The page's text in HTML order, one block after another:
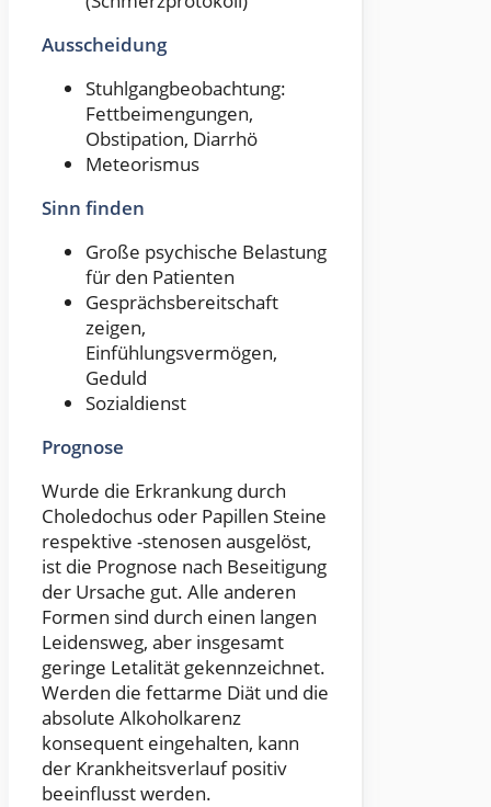
Ausscheidung
Stuhlgangbeobachtung:
Fettbeimengungen,
Obstipation, Diarrhö
Meteorismus
Sinn finden
Große psychische Belastung
für den Patienten
Gesprächsbereitschaft
zeigen,
Einfühlungsvermögen,
Geduld
Sozialdienst
Prognose
Wurde die Erkrankung durch
Choledochus oder Papillen Steine
respektive -stenosen ausgelöst,
ist die Prognose nach Beseitigung
der Ursache gut. Alle anderen
Formen sind durch einen langen
Leidensweg, aber insgesamt
geringe Letalität gekennzeichnet.
Werden die fettarme Diät und die
absolute Alkoholkarenz
konsequent eingehalten, kann
der Krankheitsverlauf positiv
beeinflusst werden.